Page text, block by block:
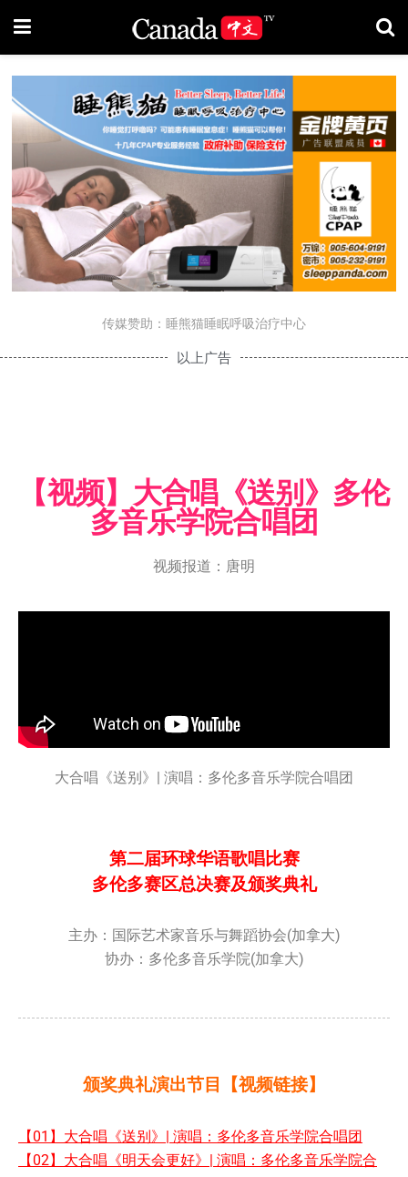
传媒赞助：睡熊猫睡眠呼吸治疗中心
以上广告
【视频】大合唱《送别》多伦
多音乐学院合唱团
视频报道：唐明
大合唱《送别》| 演唱：多伦多音乐学院合唱团
第二届环球华语歌唱比赛
多伦多赛区总决赛及颁奖典礼
主办：国际艺术家音乐与舞蹈协会(加拿大)
协办：多伦多音乐学院(加拿大)
颁奖典礼演出节目【视频链接】
【01】大合唱《送别》| 演唱：多伦多音乐学院合唱团
【02】大合唱《明天会更好》| 演唱：多伦多音乐学院合